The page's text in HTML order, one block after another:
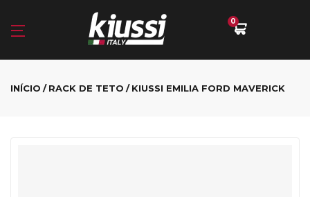
0
INÍCIO RACK DE TETO KIUSSI EMILIA FORD MAVERICK